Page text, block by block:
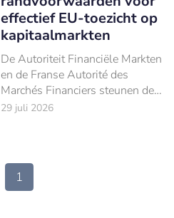
effectief EU-toezicht op
kapitaalmarkten
De Autoriteit Financiële Markten
en de Franse Autorité des
Marchés Financiers steunen de
voorstellen van de Europese
mar
29 juli 2026
1